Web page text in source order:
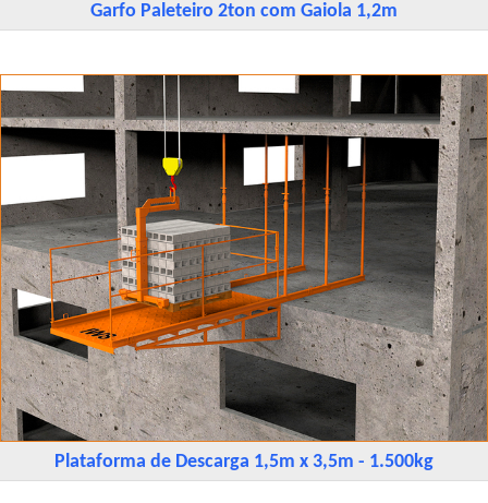
Garfo Paleteiro 2ton com Gaiola 1,2m
Plataforma de Descarga 1,5m x 3,5m - 1.500kg